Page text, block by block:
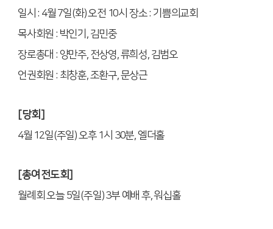
일시 : 4월 7일(화)오전 10시 장소: 기쁨의교회
목사회원 : 박인기 , 김민중
장로총대 : 양만주, 전상영,류희성, 김범오
언권회원 : 최창훈,조환구,문상근
[당회 ]
4월 12일(주일)오후 1시 30분,엘더홀
[총여전도회]
월례회 오늘 5일(주일) 3부 예배 후,워십홀